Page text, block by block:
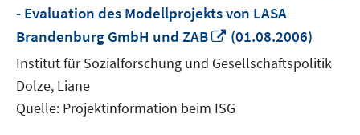
- Evaluation des Modellprojekts von LASA
Brandenburg GmbH und ZAB
In
neuem
Fenster
(01.08.2006)
Institut für Sozialforschung und Gesellschaftspolitik
Dolze, Liane
Quelle: Projektinformation beim ISG